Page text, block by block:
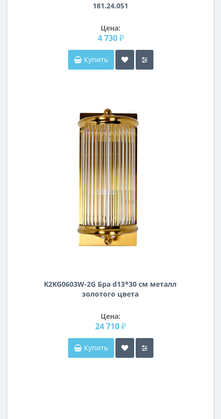
181.24.051
Цена:
4 730 ₽
Купить
K2KG0603W-2G Бра d13*30 см металл
золотого цвета
Цена:
24 710 ₽
Купить